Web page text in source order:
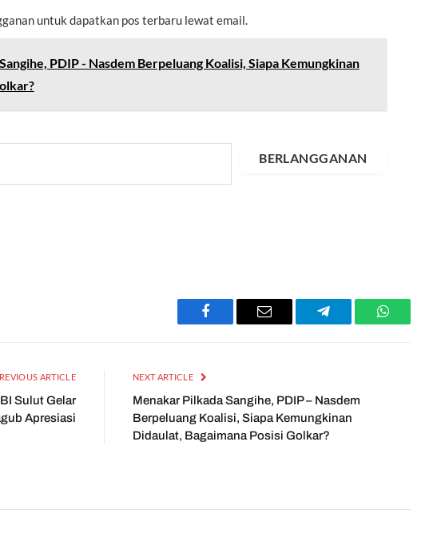
untuk dapatkan pos terbaru lewat email.
PDIP - Nasdem Berpeluang Koalisi, Siapa Kemungkinan
BERLANGGANAN
Facebook Email Telegram WhatsApp
ARTICLE
Sulut Gelar
Apresiasi
NEXT ARTICLE
Menakar Pilkada Sangihe, PDIP – Nasdem
Berpeluang Koalisi, Siapa Kemungkinan
Didaulat, Bagaimana Posisi Golkar?